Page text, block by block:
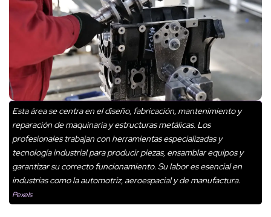
Esta área se centra en el diseño, fabricación, mantenimiento y
reparación de maquinaria y estructuras metálicas. Los
profesionales trabajan con herramientas especializadas y
tecnología industrial para producir piezas, ensamblar equipos y
garantizar su correcto funcionamiento. Su labor es esencial en
industrias como la automotriz, aeroespacial y de manufactura.
Pexels